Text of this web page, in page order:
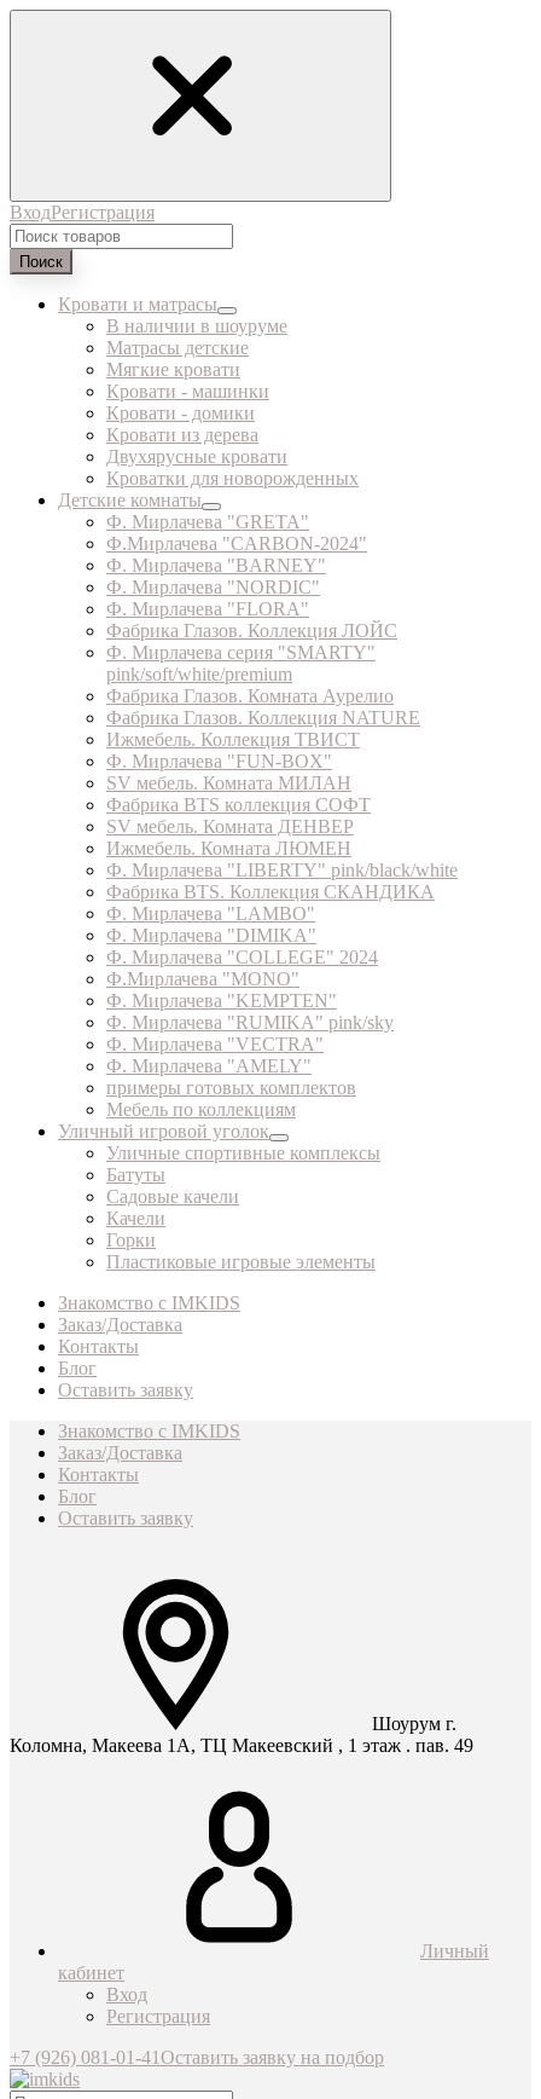
ВходРегистрация
Поиск
Кровати и матрасы
В наличии в шоуруме
Матрасы детские
Мягкие кровати
Кровати - машинки
Кровати - домики
Кровати из дерева
Двухярусные кровати
Кроватки для новорожденных
Детские комнаты
Ф. Мирлачева "GRETA"
Ф.Мирлачева "CARBON-2024"
Ф. Мирлачева "BARNEY"
Ф. Мирлачева "NORDIC"
Ф. Мирлачева "FLORA"
Фабрика Глазов. Коллекция ЛОЙС
Ф. Мирлачева серия "SMARTY"
pink/soft/white/premium
Фабрика Глазов. Комната Аурелио
Фабрика Глазов. Коллекция NATURE
Ижмебель. Коллекция ТВИСТ
Ф. Мирлачева "FUN-BOX"
SV мебель. Комната МИЛАН
Фабрика BTS коллекция СОФТ
SV мебель. Комната ДЕНВЕР
Ижмебель. Комната ЛЮМЕН
Ф. Мирлачева "LIBERTY" pink/black/white
Фабрика BTS. Коллекция СКАНДИКА
Ф. Мирлачева "LAMBO"
Ф. Мирлачева "DIMIKA"
Ф. Мирлачева "COLLEGE" 2024
Ф.Мирлачева "MONO"
Ф. Мирлачева "KEMPTEN"
Ф. Мирлачева "RUMIKA" pink/sky
Ф. Мирлачева "VECTRA"
Ф. Мирлачева "AMELY"
примеры готовых комплектов
Мебель по коллекциям
Уличный игровой уголок
Уличные спортивные комплексы
Батуты
Садовые качели
Качели
Горки
Пластиковые игровые элементы
Знакомство с IMKIDS
Заказ/Доставка
Контакты
Блог
Оставить заявку
Знакомство с IMKIDS
Заказ/Доставка
Контакты
Блог
Оставить заявку
Шоурум г.
Коломна, Макеева 1А, ТЦ Макеевский , 1 этаж . пав. 49
Личный
кабинет
Вход
Регистрация
+7 (926) 081-01-41Оставить заявку на подбор